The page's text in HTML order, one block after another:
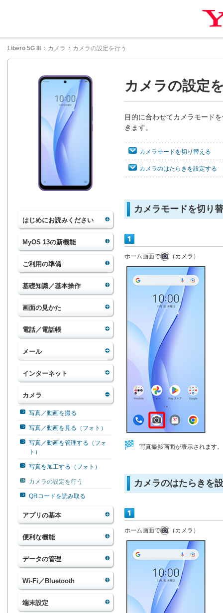
Libero 5G III カメラ カメラの設定を行う
はじめにお読みください
MyOS 13の新機能
ご利用の準備
基礎知識／基本操作
画面の見かた
電話／電話帳
メール
インターネット
カメラ
写真／動画を撮る
写真／動画を見る（フォト）
写真／動画を管理する（フォ
ト）
写真を加工する（フォト）
カメラの設定を行う
QRコードを読み取る
アプリの基本
便利な機能
データの管理
Wi-Fi／Bluetooth
端末設定
カメラの設定
目的に合わせてカメラモード
きます。
カメラモードを切り替える
カメラのはたらきを設定する
カメラモードを切り
ホーム画面で （カメラ）
写真撮影画面が表示されます。
カメラのはたらきを
ホーム画面で （カメラ）